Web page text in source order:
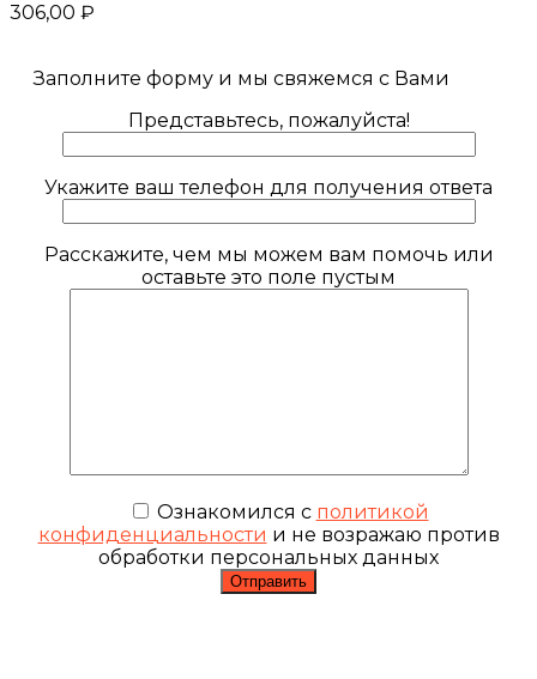
306,00 ₽
Заполните форму и мы свяжемся с Вами
Представьтесь, пожалуйста!
Укажите ваш телефон для получения ответа
Расскажите, чем мы можем вам помочь или
оставьте это поле пустым
Ознакомился с политикой
конфиденциальности и не возражаю против
обработки персональных данных